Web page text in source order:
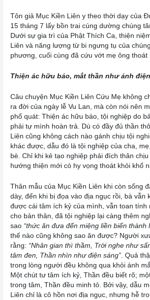
Tôn giả Mục Kiền Liên y theo thời dạy của
15 tháng 7 lấy bồn trai cúng dường chúng
Dưới sự gia trì của Phật Thích Ca, thiện
Liên và năng lượng từ bi ngưng tụ của
phương, cuối cùng đã cứu vớt mẹ ông thoát
Thiện ác hữu báo, mắt thần như ánh điện
Câu chuyện Mục Kiền Liên Cứu Mẹ không
ra đời của ngày lễ Vu Lan, mà còn nói nên
phổ quát: Thiện ác hữu báo, tội nghiệp do
phải tự mình hoàn trả. Dù có đầy đủ thần
Liên cũng không cách nào gánh chịu tội
khác được, dẫu đó là tội nghiệp của cha,
bè. Chỉ khi kẻ tạo nghiệp phải đích thân
hướng thiện mới có hy vọng thoát khỏi khổ
Thân mẫu của Mục Kiền Liên khi còn sống
dày, đến khi bị đọa vào địa ngục rồi, bà vẫn
được cái tâm ích kỷ của mình, vẫn toan tính
cho bản thân, đã tội nghiệp lại càng thêm
sao “thức ăn đưa đến miệng liền biến thành
thế nào cũng không sao ăn được? Người
rằng: “Nhân gian thì thầm, Trời nghe như
tâm đen, Thần nhìn như điện sáng” . Quả
trong lòng người đều không qua khỏi ánh
Một chút tư tâm ích kỷ, Thần đều biết rõ;
trong tâm, Thần đều minh tỏ. Bởi vậy, dẫu
Liên chỉ là cô hồn nơi địa ngục, nhưng hễ